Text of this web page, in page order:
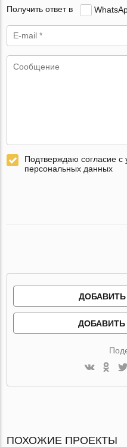
Получить ответ в
Подтверждаю согласие с
персональных данных
ПОХОЖИЕ ПРОЕКТЫ